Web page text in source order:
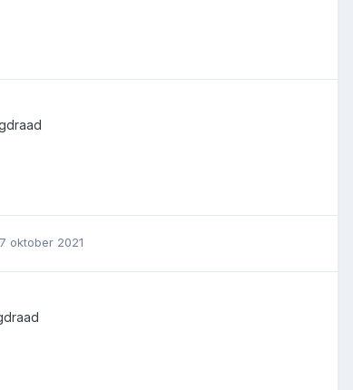
oktober 2021